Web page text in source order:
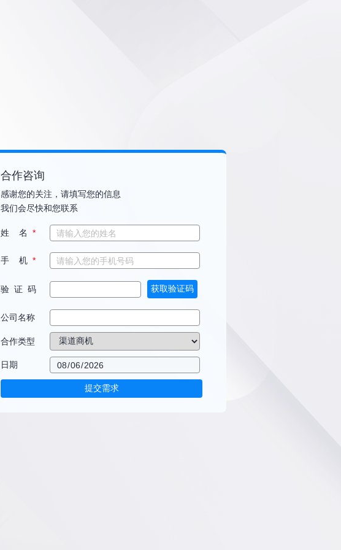
合作咨询
感谢您的关注，请填写您的信息
我们会尽快和您联系
姓 名*
手 机*
验 证 码 获取验证码
公司名称
合作类型
日期
提交需求